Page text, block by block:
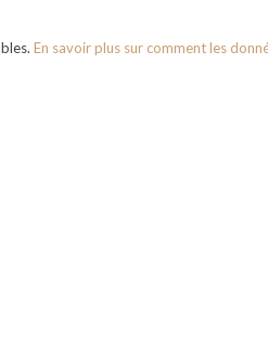
En savoir plus sur comment les